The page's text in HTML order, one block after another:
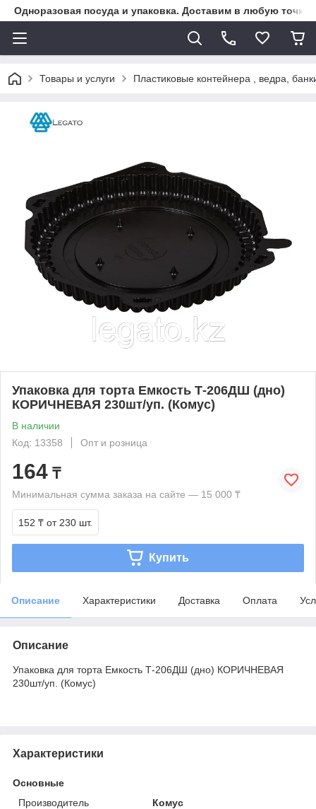
Одноразовая посуда и упаковка. Доставим в любую точку
Товары и услуги Пластиковые контейнера , ведра,
Упаковка для торта Емкость Т-206ДШ (дно)
КОРИЧНЕВАЯ 230шт/уп. (Комус)
В наличии
Код: 13358
Опт и розница
164 ₸
Минимальная сумма заказа на сайте — 15 000 ₸
152 ₸ от 230 шт.
Купить
Описание Характеристики Доставка Оплата
Описание
Упаковка для торта Емкость Т-206ДШ (дно) КОРИЧНЕВАЯ
230шт/уп. (Комус)
Характеристики
Основные
Производитель
Комус